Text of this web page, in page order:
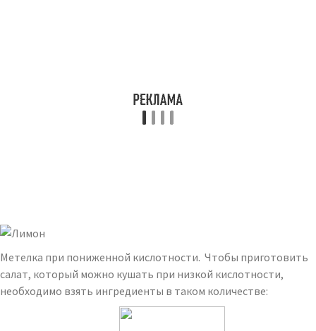
Метелка при пониженной кислотности. Чтобы приготовить
салат, который можно кушать при низкой кислотности,
необходимо взять ингредиенты в таком количестве: